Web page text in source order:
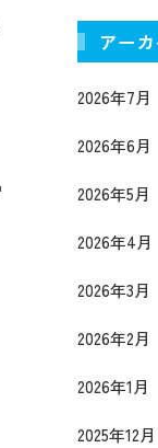
アー
2026年7月
2026年6月
2026年5月
2026年4月
2026年3月
2026年2月
2026年1月
2025年12月